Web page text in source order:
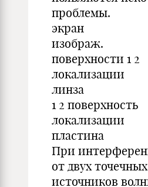
проблемы.
экран
изображ.
поверхности 1 2
локализации
линза
1 2 поверхность
локализации
пластина
При
от двух точечных
источников